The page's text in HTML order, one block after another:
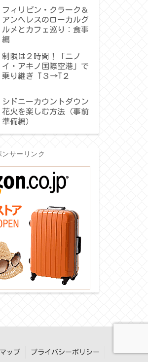
フィリピン・クラーク＆
アンヘレスのローカルグ
ルメとカフェ巡り：食事
編
制限は２時間！「ニノ
イ・アキノ国際空港」で
乗り継ぎ T３→T２
シドニーカウントダウン
花火を楽しむ方法（事前
準備編）
ンサーリンク
ップ プライバシーポリシー